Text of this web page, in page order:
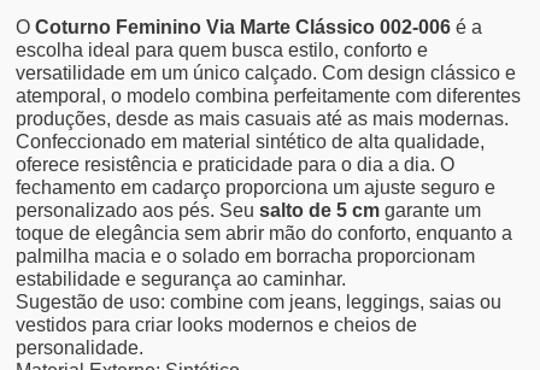
O Coturno Feminino Via Marte Clássico 002-006 é a
escolha ideal para quem busca estilo, conforto e
versatilidade em um único calçado. Com design clássico e
atemporal, o modelo combina perfeitamente com diferentes
produções, desde as mais casuais até as mais modernas.
Confeccionado em material sintético de alta qualidade,
oferece resistência e praticidade para o dia a dia. O
fechamento em cadarço proporciona um ajuste seguro e
personalizado aos pés. Seusalto de 5 cm garante um
toque de elegância sem abrir mão do conforto, enquanto a
palmilha macia e o solado em borracha proporcionam
estabilidade e segurança ao caminhar.
Sugestão de uso: combine com jeans, leggings, saias ou
vestidos para criar looks modernos e cheios de
personalidade.